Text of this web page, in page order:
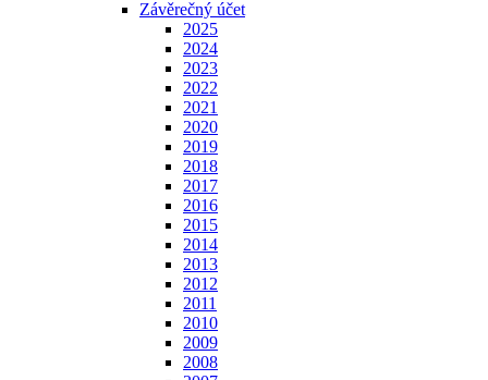
Závěrečný účet
2025
2024
2023
2022
2021
2020
2019
2018
2017
2016
2015
2014
2013
2012
2011
2010
2009
2008